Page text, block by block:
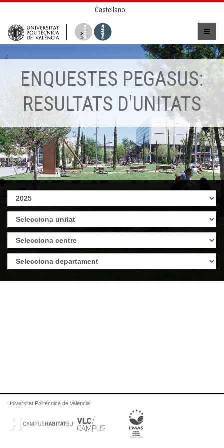
Castellano
ENQUESTES PEGASUS:
RESULTATS D'UNITATS
Universitat Politècnica de València